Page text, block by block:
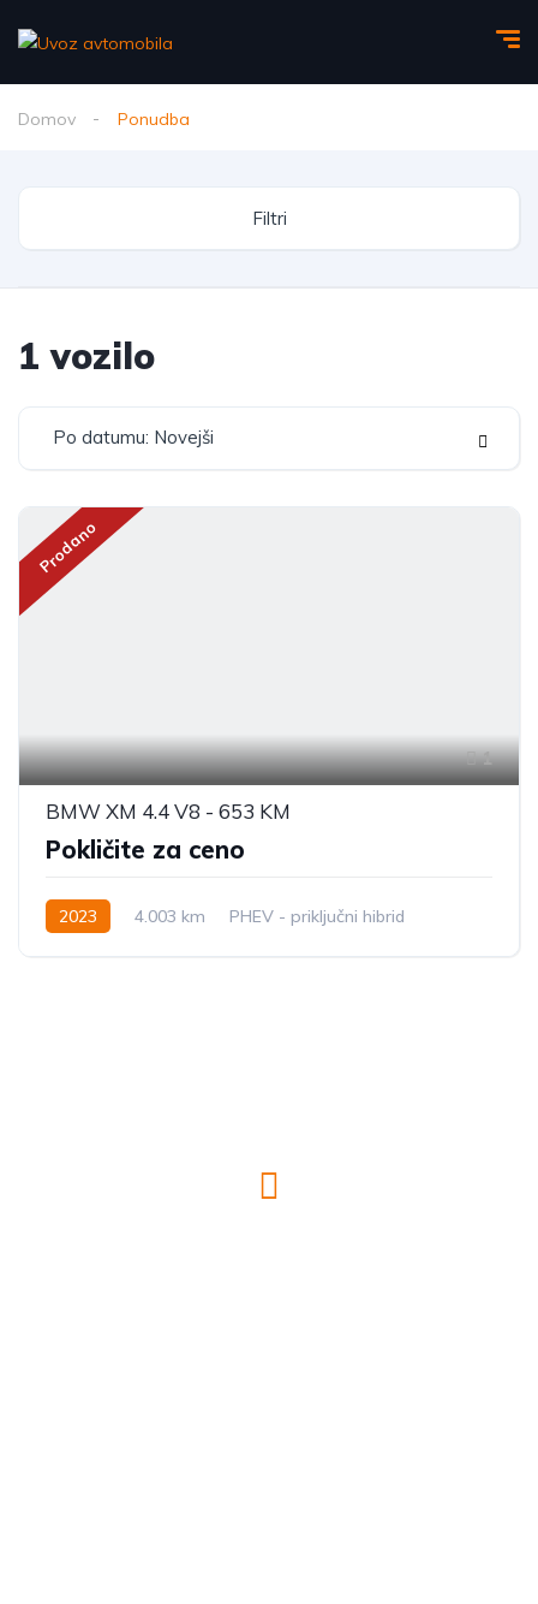
Domov Ponudba
Filtri
1 vozilo
Po datumu: Novejši
Prodano
1
BMW XM 4.4 V8 - 653 KM
Pokličite za ceno
2023 4.003 km PHEV - priključni hibrid